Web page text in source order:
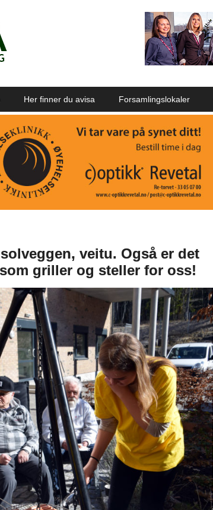
Her finner du avisa Forsamlingslokaler
veitu. Også er det
griller og steller for oss!